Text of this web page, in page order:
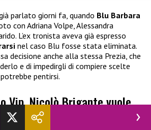
parlato giorni fa, quando Blu Barbara
con Adriana Volpe, Alessandra
L’ex tronista aveva già espresso
nel caso Blu fosse stata eliminata.
decisione anche alla stessa Prezia, che
e di impedirgli di compiere scelte
pentirsi.
Vip, Nicolò Brigante vuole
è successo